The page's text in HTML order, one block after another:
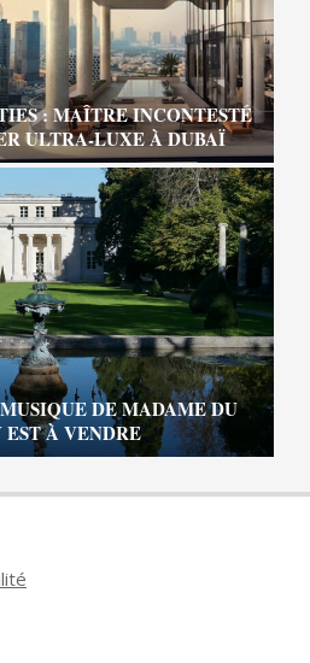
: MAÎTRE INCONTESTÉ
ULTRA-LUXE À DUBAÏ
DE MADAME DU
EST À VENDRE